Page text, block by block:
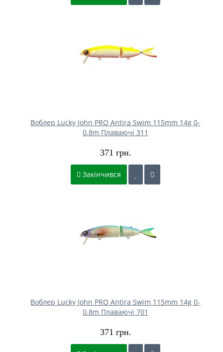
Воблер Lucky John PRO Antira Swim 115mm 14g 0-
0.8m Плаваючі 311
371 грн.
Закінчився
Воблер Lucky John PRO Antira Swim 115mm 14g 0-
0.8m Плаваючі 701
371 грн.